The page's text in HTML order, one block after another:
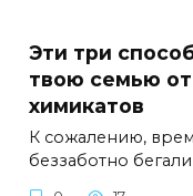
Эти три
твою семью
химикатов
К сожалению,
беззаботно бегали